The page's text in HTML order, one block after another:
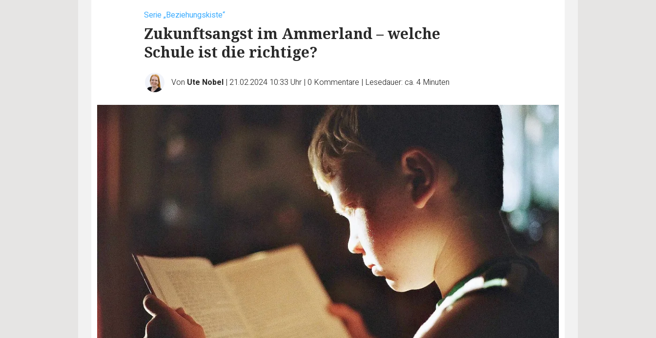
Serie „Beziehungskiste“
Zukunftsangst im Ammerland – welche
Schule ist die richtige?
Von Ute Nobel | 21.02.2024 10:33 Uhr | 0 Kommentare | Lesedauer: ca. 4 Minuten